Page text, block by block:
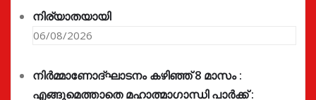
നിര്യാതയായി
06/08/2026
നിർമ്മാണോദ്ഘാടനം കഴിഞ്ഞ് 8 മാസം :
എങ്ങുമെത്താതെ മഹാത്മാഗാന്ധി പാർക്ക് :